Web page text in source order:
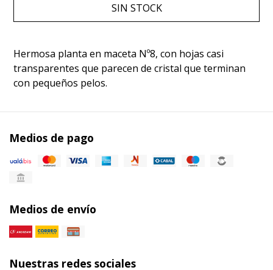
SIN STOCK
Hermosa planta en maceta Nº8, con hojas casi
transparentes que parecen de cristal que terminan
con pequeños pelos.
Medios de pago
Medios de envío
Nuestras redes sociales